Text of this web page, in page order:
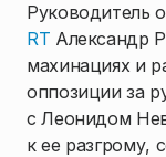
Руководитель
RT Александр
махинациях и
оппозиции за
с Леонидом
к ее разгрому,